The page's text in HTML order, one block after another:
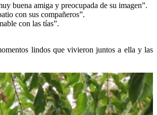
buena amiga y preocupada de su imagen”.
con sus compañeros”.
con las tías”.
lindos que vivieron juntos a ella y las